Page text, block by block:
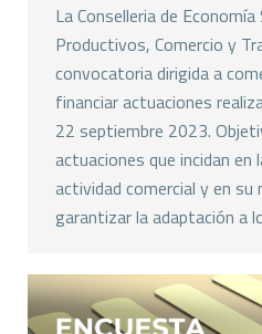
La Conselleria de
Productivos, Comercio y
convocatoria dirigida a
financiar actuaciones
22 septiembre 2023.
actuaciones que incidan en
actividad comercial y en
garantizar la adaptación a